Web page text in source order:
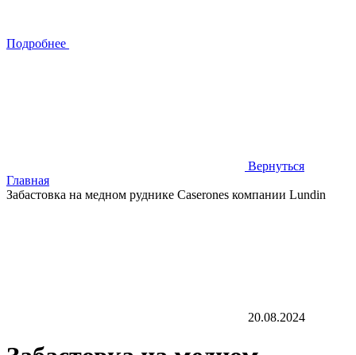
Подробнее
Вернуться
Главная
Забастовка на медном руднике Caserones компании Lundin
20.08.2024